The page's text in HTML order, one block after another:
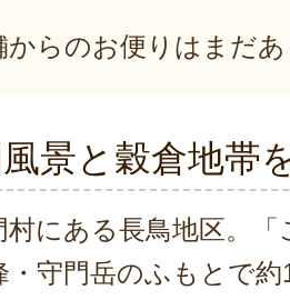
からのお便りはまだ
景と穀倉地帯
村にある長鳥地区。
・守門岳のふもとで